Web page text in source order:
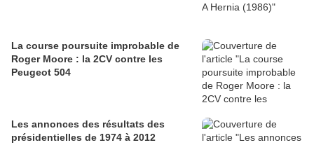
La course poursuite improbable de
Roger Moore : la 2CV contre les
Peugeot 504
Les annonces des résultats des
présidentielles de 1974 à 2012